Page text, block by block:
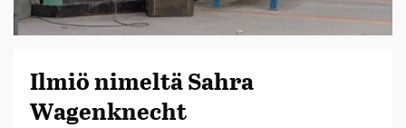
Ilmiö nimeltä Sahra
Wagenknecht